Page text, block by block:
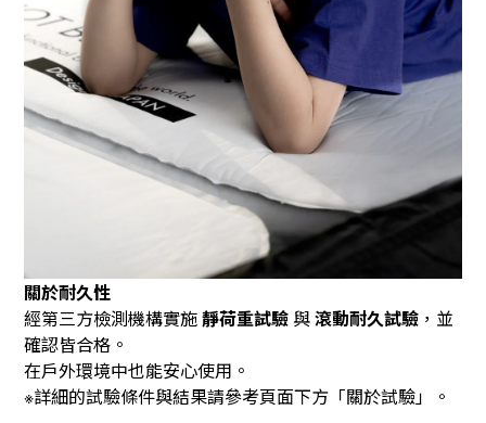
關於耐久性
經第三方檢測機構實施靜荷重試驗 與滾動耐久試驗 ，並
確認皆合格。
在戶外環境中也能安心使用。
※詳細的試驗條件與結果請參考頁面下方「關於試驗」。